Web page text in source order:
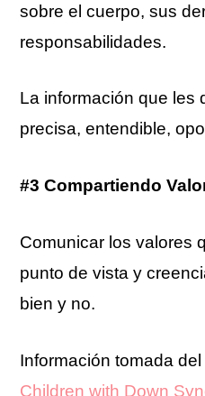
sobre el cuerpo, sus
responsabilidades.
La información que les
precisa, entendible,
#3 Compartiendo
Comunicar los valores
punto de vista y
bien y no.
Información tomada
Children with Down